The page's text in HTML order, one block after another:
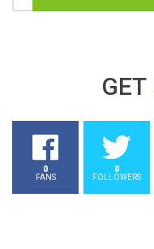
GET
0
FANS
0
FOLLOWERS